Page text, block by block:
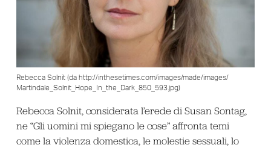
Rebecca Solnit (da http://inthesetimes.com/images/made/images/
Martindale_Solnit_Hope_In_the_Dark_850_593.jpg)
Rebecca Solnit, considerata l’erede di Susan Sontag,
ne “Gli uomini mi spiegano le cose” affronta temi
come la violenza domestica, le molestie sessuali, lo